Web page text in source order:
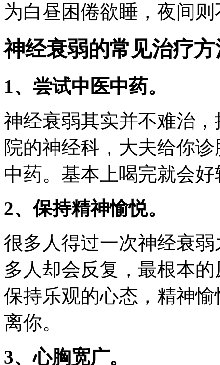
为白昼困倦欲睡，夜间
神经衰弱的常见治疗方
1、尝试中医中药。
神经衰弱其实并不难治
院的神经科，大夫给你
中药。基本上喝完就会
2、保持精神愉悦。
很多人得过一次神经衰
多人却会反复，最根本
保持乐观的心态，精神
离你。
3、心胸宽广。